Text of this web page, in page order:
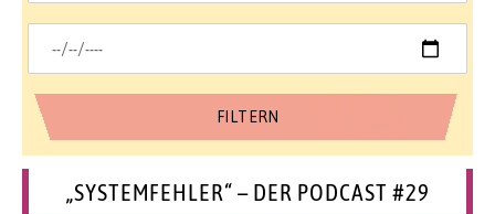
„SYSTEMFEHLER“ – DER PODCAST #29